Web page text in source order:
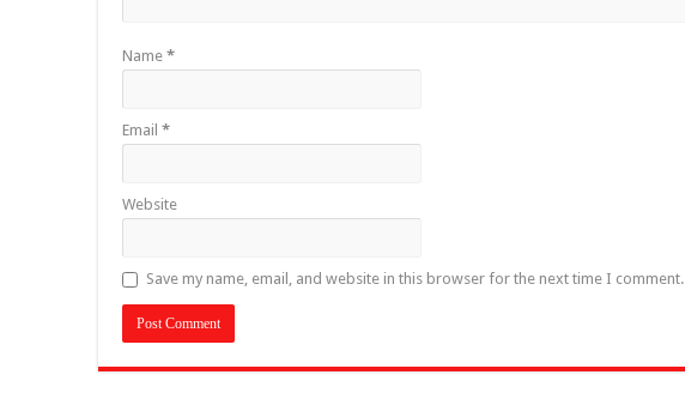
Name *
Email *
Website
Save my name, email, and website in this browser for the next time I comment.